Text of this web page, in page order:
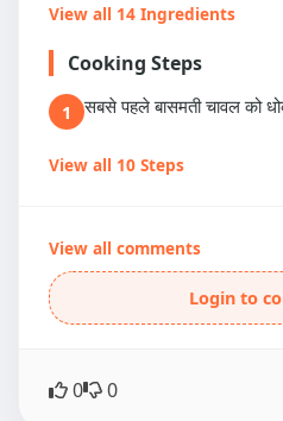
View all 14 Ingredients
Cooking Steps
1 सबसे पहले बासमती चावल को
View all 10 Steps
View all comments
Login to
0 0